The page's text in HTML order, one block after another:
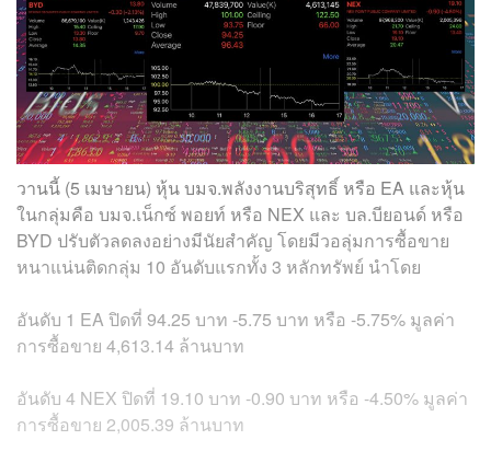
วานนี้ (5 เมษายน) หุ้น บมจ.พลังงานบริสุทธิ์ หรือ EA และหุ้น
ในกลุ่มคือ บมจ.เน็กซ์ พอยท์ หรือ NEX และ บล.บียอนด์ หรือ
BYD ปรับตัวลดลงอย่างมีนัยสำคัญ โดยมีวอลุ่มการซื้อขาย
หนาแน่นติดกลุ่ม 10 อันดับแรกทั้ง 3 หลักทรัพย์ นำโดย
อันดับ 1 EA ปิดที่ 94.25 บาท -5.75 บาท หรือ -5.75% มูลค่า
การซื้อขาย 4,613.14 ล้านบาท
อันดับ 4 NEX ปิดที่ 19.10 บาท -0.90 บาท หรือ -4.50% มูลค่า
การซื้อขาย 2,005.39 ล้านบาท